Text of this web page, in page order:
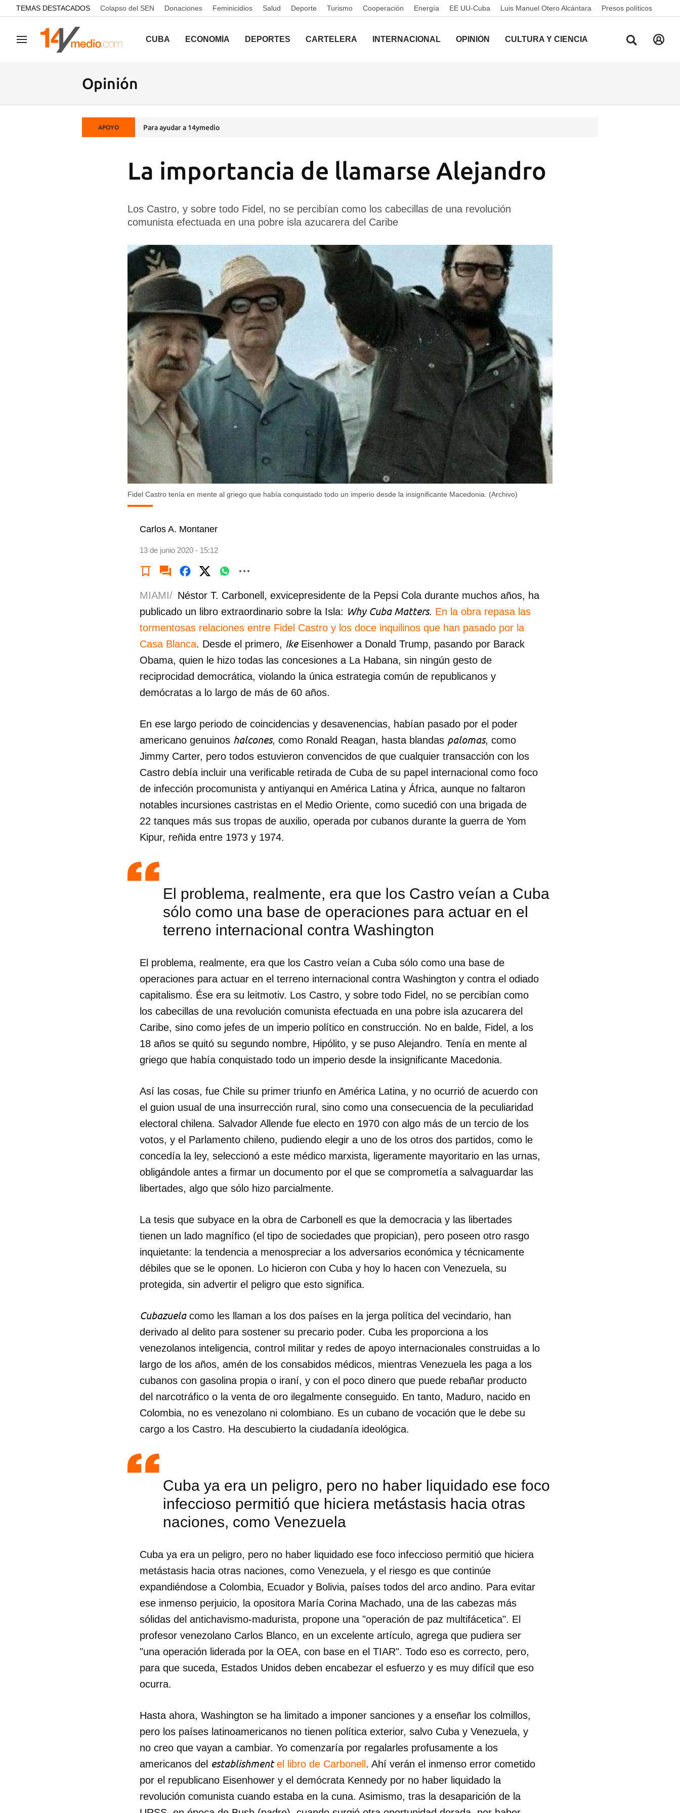
common.go-to-content
TEMAS DESTACADOS Colapso del SEN Donaciones Feminicidios Salud Deporte Turismo Cooperación Energía EE UU-Cuba Luis Manuel Otero Alcántara Presos políticos
Navegación CUBA ECONOMÍA DEPORTES CARTELERA INTERNACIONAL OPINIÓN CULTURA Y CIENCIA
Opinión
APOYO Para ayudar a 14ymedio
La importancia de llamarse Alejandro
Los Castro, y sobre todo Fidel, no se percibían como los cabecillas de una revolución
comunista efectuada en una pobre isla azucarera del Caribe
Fidel Castro tenía en mente al griego que había conquistado todo un imperio desde la insignificante Macedonia. (Archivo)
Carlos A. Montaner
13 de junio 2020 - 15:12
Guardar como favorito
Para poder guardar como favorito, primero has de iniciar sesión con tu
cuenta de 14ymedio.
INICIAR SESIÓN CANCELAR
MIAMI/ Néstor T. Carbonell, exvicepresidente de la Pepsi Cola durante muchos años, ha
publicado un libro extraordinario sobre la Isla: Why Cuba Matters. En la obra repasa las
tormentosas relaciones entre Fidel Castro y los doce inquilinos que han pasado por la
Casa Blanca. Desde el primero, IkeEisenhower a Donald Trump, pasando por Barack
Obama, quien le hizo todas las concesiones a La Habana, sin ningún gesto de
reciprocidad democrática, violando la única estrategia común de republicanos y
demócratas a lo largo de más de 60 años.
En ese largo periodo de coincidencias y desavenencias, habían pasado por el poder
americano genuinos halcones, como Ronald Reagan, hasta blandas palomas, como
Jimmy Carter, pero todos estuvieron convencidos de que cualquier transacción con los
Castro debía incluir una verificable retirada de Cuba de su papel internacional como foco
de infección procomunista y antiyanqui en América Latina y África, aunque no faltaron
notables incursiones castristas en el Medio Oriente, como sucedió con una brigada de
22 tanques más sus tropas de auxilio, operada por cubanos durante la guerra de Yom
Kipur, reñida entre 1973 y 1974.
El problema, realmente, era que los Castro veían a Cuba
sólo como una base de operaciones para actuar en el
terreno internacional contra Washington
El problema, realmente, era que los Castro veían a Cuba sólo como una base de
operaciones para actuar en el terreno internacional contra Washington y contra el odiado
capitalismo. Ése era su leitmotiv. Los Castro, y sobre todo Fidel, no se percibían como
los cabecillas de una revolución comunista efectuada en una pobre isla azucarera del
Caribe, sino como jefes de un imperio político en construcción. No en balde, Fidel, a los
18 años se quitó su segundo nombre, Hipólito, y se puso Alejandro. Tenía en mente al
griego que había conquistado todo un imperio desde la insignificante Macedonia.
Así las cosas, fue Chile su primer triunfo en América Latina, y no ocurrió de acuerdo con
el guion usual de una insurrección rural, sino como una consecuencia de la peculiaridad
electoral chilena. Salvador Allende fue electo en 1970 con algo más de un tercio de los
votos, y el Parlamento chileno, pudiendo elegir a uno de los otros dos partidos, como le
concedía la ley, seleccionó a este médico marxista, ligeramente mayoritario en las urnas,
obligándole antes a firmar un documento por el que se comprometía a salvaguardar las
libertades, algo que sólo hizo parcialmente.
La tesis que subyace en la obra de Carbonell es que la democracia y las libertades
tienen un lado magnífico (el tipo de sociedades que propician), pero poseen otro rasgo
inquietante: la tendencia a menospreciar a los adversarios económica y técnicamente
débiles que se le oponen. Lo hicieron con Cuba y hoy lo hacen con Venezuela, su
protegida, sin advertir el peligro que esto significa.
Cubazuelacomo les llaman a los dos países en la jerga política del vecindario, han
derivado al delito para sostener su precario poder. Cuba les proporciona a los
venezolanos inteligencia, control militar y redes de apoyo internacionales construidas a lo
largo de los años, amén de los consabidos médicos, mientras Venezuela les paga a los
cubanos con gasolina propia o iraní, y con el poco dinero que puede rebañar producto
del narcotráfico o la venta de oro ilegalmente conseguido. En tanto, Maduro, nacido en
Colombia, no es venezolano ni colombiano. Es un cubano de vocación que le debe su
cargo a los Castro. Ha descubierto la ciudadanía ideológica.
Cuba ya era un peligro, pero no haber liquidado ese foco
infeccioso permitió que hiciera metástasis hacia otras
naciones, como Venezuela
Cuba ya era un peligro, pero no haber liquidado ese foco infeccioso permitió que hiciera
metástasis hacia otras naciones, como Venezuela, y el riesgo es que continúe
expandiéndose a Colombia, Ecuador y Bolivia, países todos del arco andino. Para evitar
ese inmenso perjuicio, la opositora María Corina Machado, una de las cabezas más
sólidas del antichavismo-madurista, propone una "operación de paz multifácetica". El
profesor venezolano Carlos Blanco, en un excelente artículo, agrega que pudiera ser
"una operación liderada por la OEA, con base en el TIAR". Todo eso es correcto, pero,
para que suceda, Estados Unidos deben encabezar el esfuerzo y es muy difícil que eso
ocurra.
Hasta ahora, Washington se ha limitado a imponer sanciones y a enseñar los colmillos,
pero los países latinoamericanos no tienen política exterior, salvo Cuba y Venezuela, y
no creo que vayan a cambiar. Yo comenzaría por regalarles profusamente a los
americanos del establishment el libro de Carbonell . Ahí verán el inmenso error cometido
por el republicano Eisenhower y el demócrata Kennedy por no haber liquidado la
revolución comunista cuando estaba en la cuna. Asimismo, tras la desaparición de la